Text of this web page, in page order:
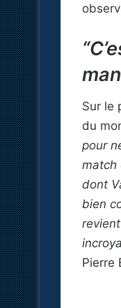
Sur le
du
pour
match
dont
bien
Pierre